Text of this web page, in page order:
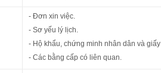
- Đơn xin việc.
- Sơ yếu lý lịch.
- Hộ khẩu, chứng minh nhân dân và giấy
- Các bằng cấp có liên quan.